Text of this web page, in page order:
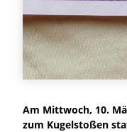
Am Mittwoch, 10.
zum Kugelstoßen